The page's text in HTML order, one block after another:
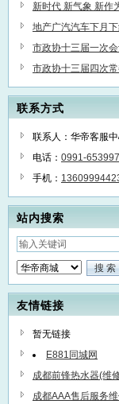
新时代 新气象 新作
齐“飞地经济”蓄势起
地产广汽汽车下月
3月在乌市销售
市政协十三届一次
办复
市政协十三届四次
定明年1月上旬召开
委员会第三次会议
联系方式
联系人：华帝客服
电话： 0991-
手机：
站内搜索
友情链接
暂无链接
E881同城网
成都前锋热水器(维
服务维修联系方式
成都AAA售后服务